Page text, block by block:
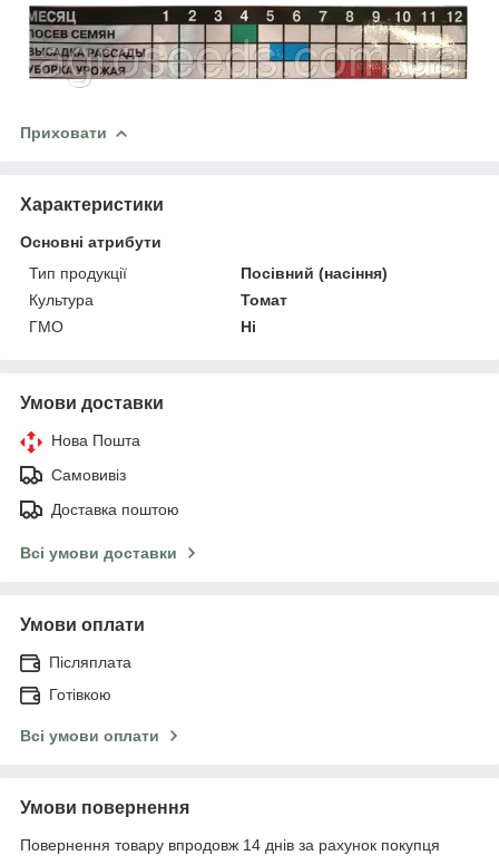
Приховати
Характеристики
Основні атрибути
Тип продукції
Посівний (насіння)
Культура
Томат
ГМО
Ні
Умови доставки
Нова Пошта
Самовивіз
Доставка поштою
Всі умови доставки
Умови оплати
Післяплата
Готівкою
Всі умови оплати
Умови повернення
Повернення товару впродовж 14 днів за рахунок покупця